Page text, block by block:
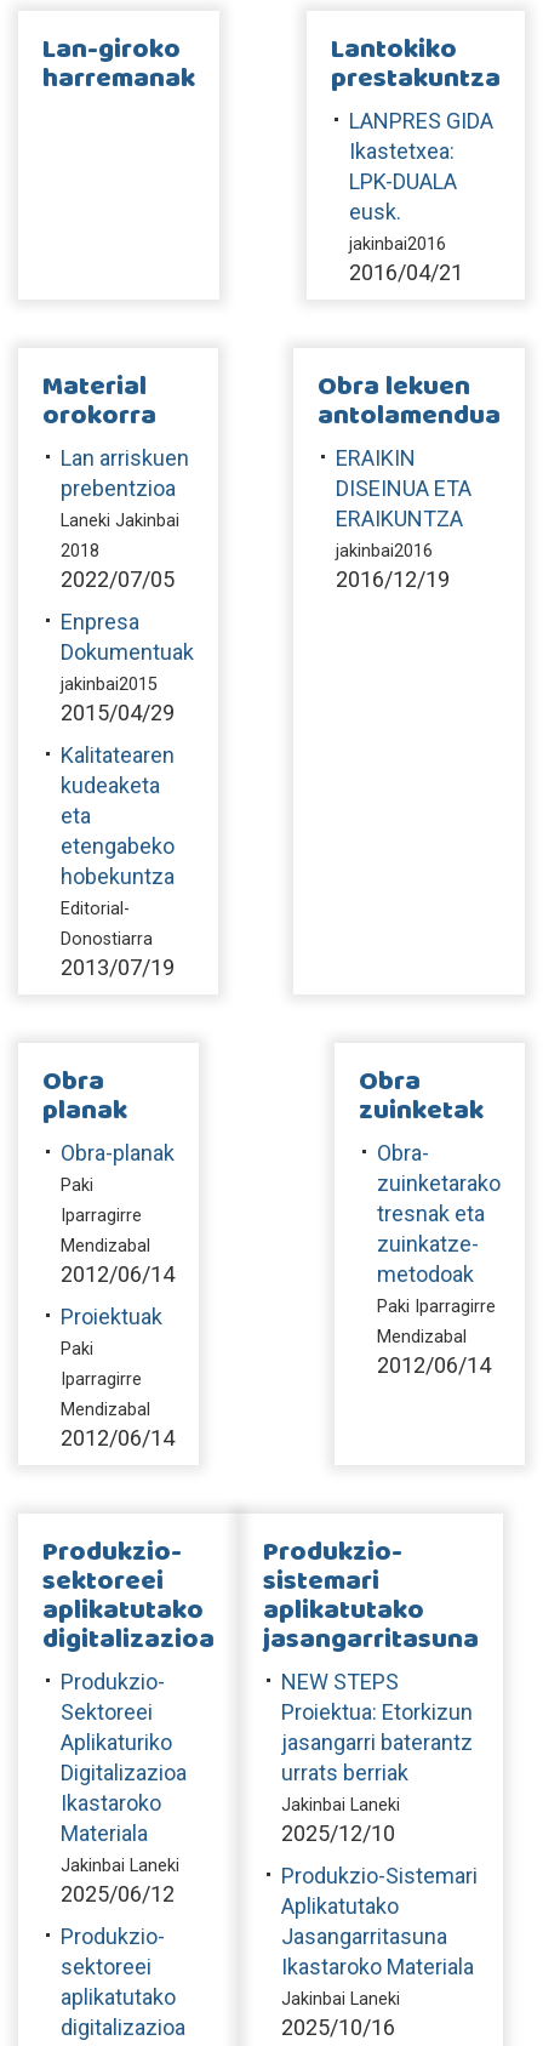
Lan-giroko
harremanak
Lantokiko
prestakuntza
LANPRES GIDA
Ikastetxea:
LPK-DUALA
eusk.
jakinbai2016
2016/04/21
Material
orokorra
Lan arriskuen
prebentzioa
Laneki Jakinbai
2018
2022/07/05
Enpresa
Dokumentuak
jakinbai2015
2015/04/29
Kalitatearen
kudeaketa
eta
etengabeko
hobekuntza
Editorial-
Donostiarra
2013/07/19
Obra lekuen
antolamendua
ERAIKIN
DISEINUA ETA
ERAIKUNTZA
jakinbai2016
2016/12/19
Obra
planak
Obra-planak
Paki
Iparragirre
Mendizabal
2012/06/14
Proiektuak
Paki
Iparragirre
Mendizabal
2012/06/14
Obra
zuinketak
Obra-
zuinketarako
tresnak eta
zuinkatze-
metodoak
Paki Iparragirre
Mendizabal
2012/06/14
Produkzio-
sektoreei
aplikatutako
digitalizazioa
Produkzio-
Sektoreei
Aplikaturiko
Digitalizazioa
Ikastaroko
Materiala
Jakinbai Laneki
2025/06/12
Produkzio-
sektoreei
aplikatutako
digitalizazioa
Produkzio-
sistemari
aplikatutako
jasangarritasuna
NEW STEPS
Proiektua: Etorkizun
jasangarri baterantz
urrats berriak
Jakinbai Laneki
2025/12/10
Produkzio-Sistemari
Aplikatutako
Jasangarritasuna
Ikastaroko Materiala
Jakinbai Laneki
2025/10/16